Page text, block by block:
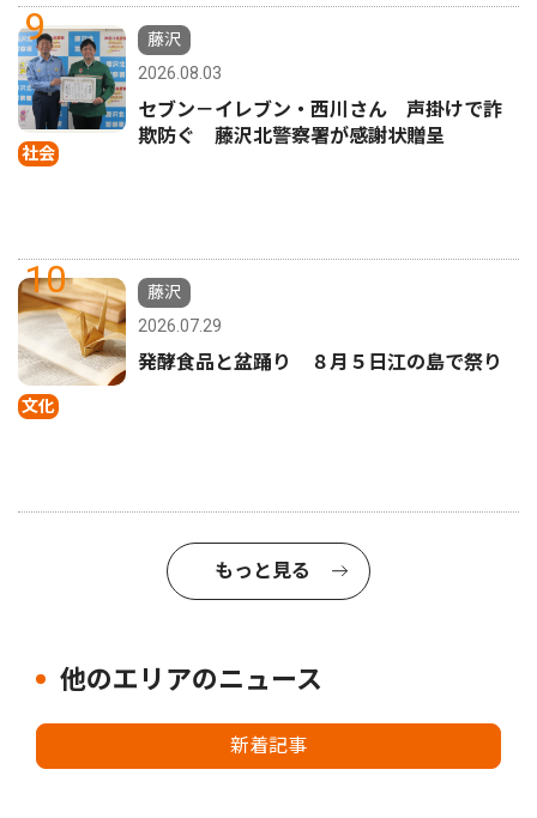
9
社会
藤沢
2026.08.03
セブン－イレブン・西川さん 声掛けで詐
欺防ぐ 藤沢北警察署が感謝状贈呈
10
文化
藤沢
2026.07.29
発酵食品と盆踊り ８月５日江の島で祭り
もっと見る
他のエリアのニュース
新着記事